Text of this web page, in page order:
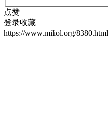
点赞
登录收藏
https://www.miliol.org/8380.html